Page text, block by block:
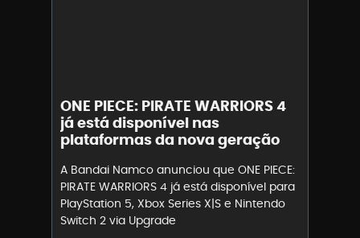
ONE PIECE: PIRATE WARRIORS 4
já está disponível nas
plataformas da nova geração
A Bandai Namco anunciou que ONE PIECE:
PIRATE WARRIORS 4 já está disponível para
PlayStation 5, Xbox Series X|S e Nintendo
Switch 2 via Upgrade